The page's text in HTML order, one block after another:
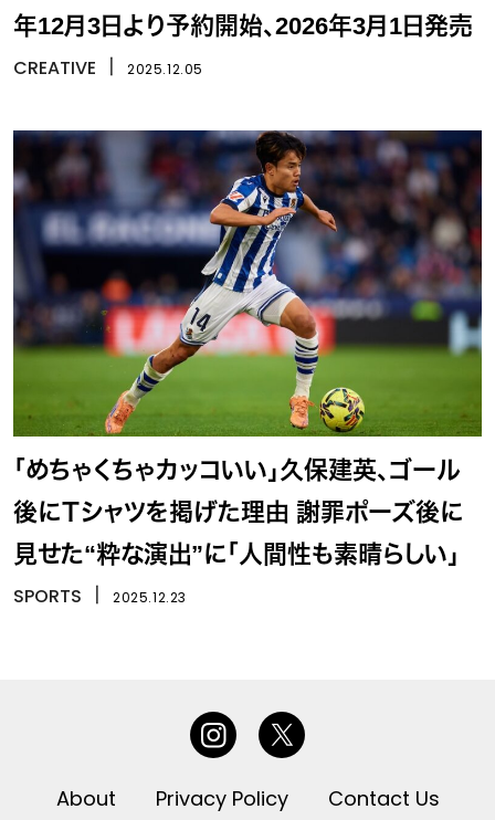
年12月3日より予約開始、2026年3月1日発売
CREATIVE 2025.12.05
「めちゃくちゃカッコいい」久保建英、ゴール
後にＴシャツを掲げた理由 謝罪ポーズ後に
見せた“粋な演出”に「人間性も素晴らしい」
SPORTS 2025.12.23
About Privacy Policy Contact Us